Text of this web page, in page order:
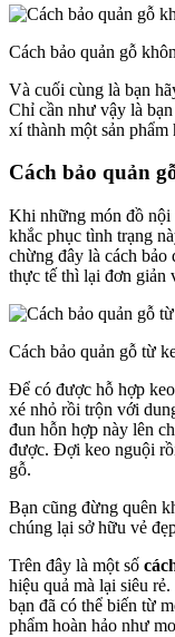
Cách bảo quản gỗ
Và cuối cùng là bạn
Chỉ cần như vậy là
xí thành một sản
Cách bảo quản
Khi những món đồ nội
khắc phục tình trạng
chừng đây là cách
thực tế thì lại đơn giản
Cách bảo quản gỗ từ
Để có được hỗ hợp
xé nhỏ rồi trộn với
đun hỗn hợp này lên
được. Đợi keo nguội
gỗ.
Bạn cũng đừng quên
chúng lại sở hữu vẻ
Trên đây là một số
hiệu quả mà lại siêu
bạn đã có thể biến từ
phẩm hoàn hảo như